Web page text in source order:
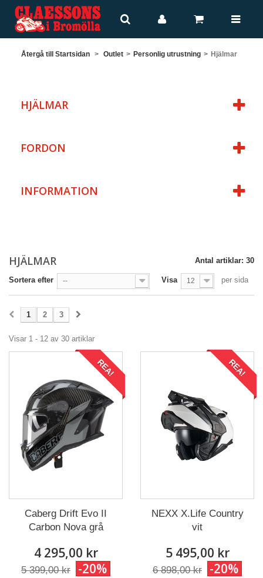
Återgå till Startsidan > Outlet > Personlig utrustning > Hjälmar
HJÄLMAR
FORDON
INFORMATION
HJÄLMAR Antal artiklar: 30
Sortera efter -- Visa 12 per sida
1 2 3
Visar 1 - 12 av 30 artiklar
REA!
Caberg Drift Evo II
Carbon Nova grå
4 295,00 kr
5 399,00 kr -20%
REA!
NEXX X.Life Country
vit
5 495,00 kr
6 898,00 kr -20%